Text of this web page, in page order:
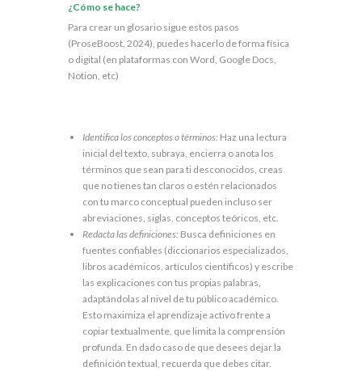
¿Cómo se hace?
Para crear un glosario sigue estos pasos
(ProseBoost, 2024), puedes hacerlo de forma física
o digital (en plataformas con Word, Google Docs,
Notion, etc)
Identifica los conceptos o términos: Haz una lectura
inicial del texto, subraya, encierra o anota los
términos que sean para ti desconocidos, creas
que no tienes tan claros o estén relacionados
con tu marco conceptual pueden incluso ser
abreviaciones, siglas, conceptos teóricos, etc.
Redacta las definiciones: Busca definiciones en
fuentes confiables (diccionarios especializados,
libros académicos, artículos científicos) y escribe
las explicaciones con tus propias palabras,
adaptándolas al nivel de tu público académico.
Esto maximiza el aprendizaje activo frente a
copiar textualmente, que limita la comprensión
profunda. En dado caso de que desees dejar la
definición textual, recuerda que debes citar.